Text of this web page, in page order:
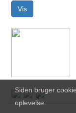
Siden bruger
oplevelse.